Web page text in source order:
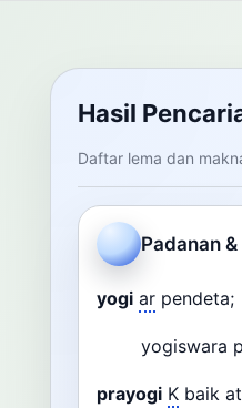
Temukan lema Jawa
mengelola data
Hasil
Daftar lema dan
Padanan
yogi ar pendeta;
yogiswara
prayogi K baik